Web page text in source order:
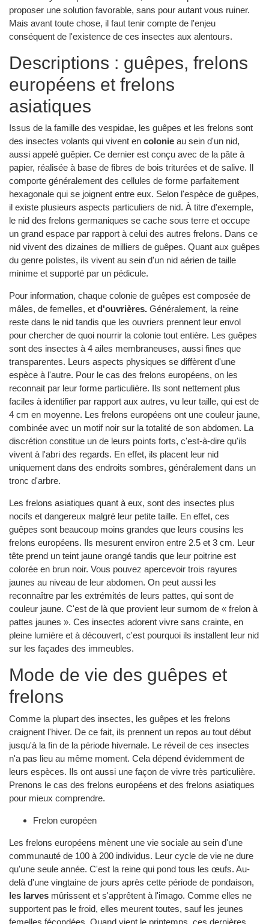
proposer une solution favorable, sans pour autant vous ruiner.
Mais avant toute chose, il faut tenir compte de l'enjeu
conséquent de l'existence de ces insectes aux alentours.
Descriptions : guêpes, frelons
européens et frelons
asiatiques
Issus de la famille des vespidae, les guêpes et les frelons sont
des insectes volants qui vivent en colonie au sein d'un nid,
aussi appelé guêpier. Ce dernier est conçu avec de la pâte à
papier, réalisée à base de fibres de bois triturées et de salive. Il
comporte généralement des cellules de forme parfaitement
hexagonale qui se joignent entre eux. Selon l'espèce de guêpes,
il existe plusieurs aspects particuliers de nid. À titre d'exemple,
le nid des frelons germaniques se cache sous terre et occupe
un grand espace par rapport à celui des autres frelons. Dans ce
nid vivent des dizaines de milliers de guêpes. Quant aux guêpes
du genre polistes, ils vivent au sein d'un nid aérien de taille
minime et supporté par un pédicule.
Pour information, chaque colonie de guêpes est composée de
mâles, de femelles, et d'ouvrières. Généralement, la reine
reste dans le nid tandis que les ouvriers prennent leur envol
pour chercher de quoi nourrir la colonie tout entière. Les guêpes
sont des insectes à 4 ailes membraneuses, aussi fines que
transparentes. Leurs aspects physiques se diffèrent d'une
espèce à l'autre. Pour le cas des frelons européens, on les
reconnait par leur forme particulière. Ils sont nettement plus
faciles à identifier par rapport aux autres, vu leur taille, qui est de
4 cm en moyenne. Les frelons européens ont une couleur jaune,
combinée avec un motif noir sur la totalité de son abdomen. La
discrétion constitue un de leurs points forts, c'est-à-dire qu'ils
vivent à l'abri des regards. En effet, ils placent leur nid
uniquement dans des endroits sombres, généralement dans un
tronc d'arbre.
Les frelons asiatiques quant à eux, sont des insectes plus
nocifs et dangereux malgré leur petite taille. En effet, ces
guêpes sont beaucoup moins grandes que leurs cousins les
frelons européens. Ils mesurent environ entre 2.5 et 3 cm. Leur
tête prend un teint jaune orangé tandis que leur poitrine est
colorée en brun noir. Vous pouvez apercevoir trois rayures
jaunes au niveau de leur abdomen. On peut aussi les
reconnaître par les extrémités de leurs pattes, qui sont de
couleur jaune. C'est de là que provient leur surnom de « frelon à
pattes jaunes ». Ces insectes adorent vivre sans crainte, en
pleine lumière et à découvert, c'est pourquoi ils installent leur nid
sur les façades des immeubles.
Mode de vie des guêpes et
frelons
Comme la plupart des insectes, les guêpes et les frelons
craignent l'hiver. De ce fait, ils prennent un repos au tout début
jusqu'à la fin de la période hivernale. Le réveil de ces insectes
n'a pas lieu au même moment. Cela dépend évidemment de
leurs espèces. Ils ont aussi une façon de vivre très particulière.
Prenons le cas des frelons européens et des frelons asiatiques
pour mieux comprendre.
Frelon européen
Les frelons européens mènent une vie sociale au sein d'une
communauté de 100 à 200 individus. Leur cycle de vie ne dure
qu'une seule année. C'est la reine qui pond tous les œufs. Au-
delà d'une vingtaine de jours après cette période de pondaison,
les larves mûrissent et s'apprêtent à l'imago. Comme elles ne
supportent pas le froid, elles meurent toutes, sauf les jeunes
femelles fécondées. Quand vient le printemps, ces dernières